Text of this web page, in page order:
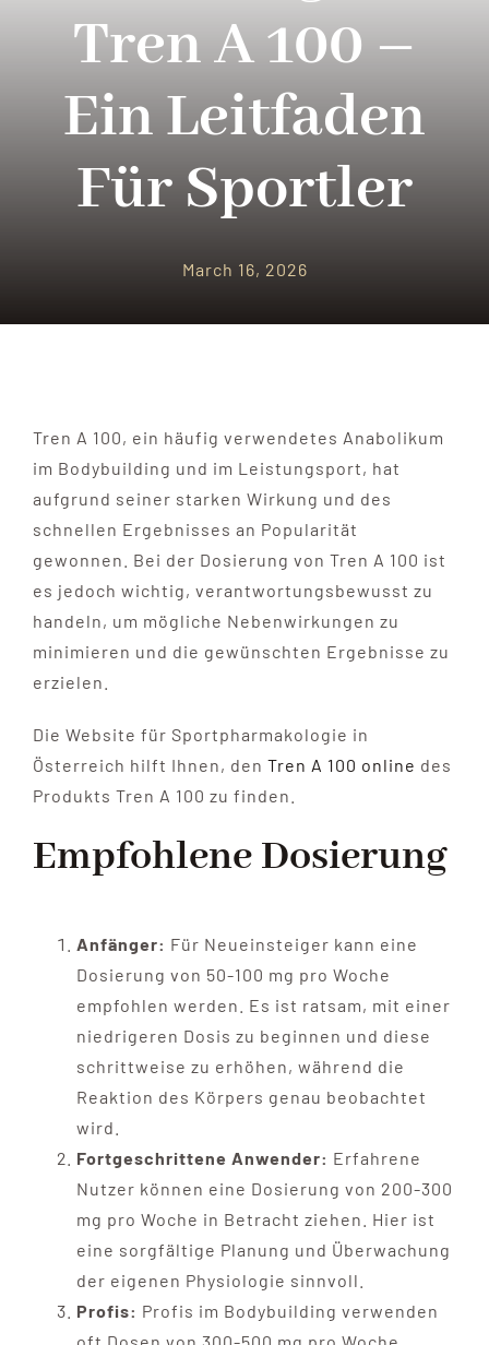
Tren A 100 –
Ein Leitfaden
Für Sportler
March 16, 2026
Tren A 100, ein häufig verwendetes Anabolikum
im Bodybuilding und im Leistungsport, hat
aufgrund seiner starken Wirkung und des
schnellen Ergebnisses an Popularität
gewonnen. Bei der Dosierung von Tren A 100 ist
es jedoch wichtig, verantwortungsbewusst zu
handeln, um mögliche Nebenwirkungen zu
minimieren und die gewünschten Ergebnisse zu
erzielen.
Die Website für Sportpharmakologie in
Österreich hilft Ihnen, den Tren A 100 online des
Produkts Tren A 100 zu finden.
Empfohlene Dosierung
Anfänger: Für Neueinsteiger kann eine
Dosierung von 50-100 mg pro Woche
empfohlen werden. Es ist ratsam, mit einer
niedrigeren Dosis zu beginnen und diese
schrittweise zu erhöhen, während die
Reaktion des Körpers genau beobachtet
wird.
Fortgeschrittene Anwender: Erfahrene
Nutzer können eine Dosierung von 200-300
mg pro Woche in Betracht ziehen. Hier ist
eine sorgfältige Planung und Überwachung
der eigenen Physiologie sinnvoll.
Profis: Profis im Bodybuilding verwenden